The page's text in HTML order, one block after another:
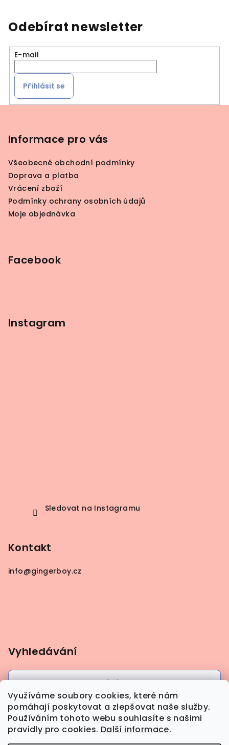
Využíváme soubory cookies, které nám
pomáhají poskytovat a zlepšovat naše služby.
Používáním tohoto webu souhlasíte s našimi
pravidly pro cookies. Další informace.
Odebírat newsletter
E-mail
Přihlásit se
Informace pro vás
Všeobecné obchodní podmínky
Doprava a platba
Vrácení zboží
Podmínky ochrany osobních údajů
Moje objednávka
Facebook
Instagram
Sledovat na Instagramu
Kontakt
info@gingerboy.cz
Vyhledávání
Hledat